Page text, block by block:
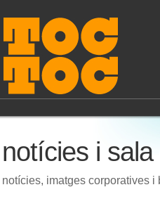
notícies i
notícies, imatges corporatives i